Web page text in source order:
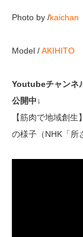
Photo by /kaichan
Model /AKIHITO
Youtubeチャンネ
公開中↓
【筋肉で地域創
の様子（NHK「所